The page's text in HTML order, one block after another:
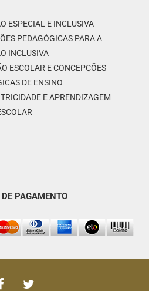
ESPECIAL E INCLUSIVA
PEDAGÓGICAS PARA A
INCLUSIVA
ESCOLAR E CONCEPÇÕES
DE ENSINO
E APRENDIZAGEM
PAGAMENTO